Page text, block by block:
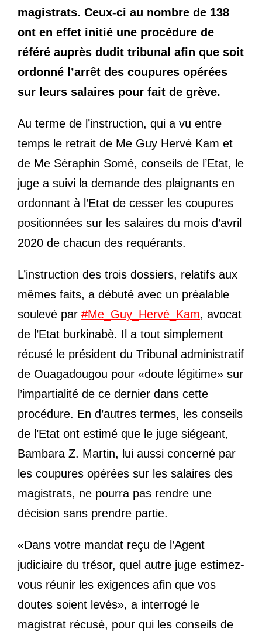
magistrats. Ceux-ci au nombre de 138
ont en effet initié une procédure de
référé auprès dudit tribunal afin que soit
ordonné l’arrêt des coupures opérées
sur leurs salaires pour fait de grève.
Au terme de l’instruction, qui a vu entre
temps le retrait de Me Guy Hervé Kam et
de Me Séraphin Somé, conseils de l’Etat, le
juge a suivi la demande des plaignants en
ordonnant à l’Etat de cesser les coupures
positionnées sur les salaires du mois d’avril
2020 de chacun des requérants.
L’instruction des trois dossiers, relatifs aux
mêmes faits, a débuté avec un préalable
soulevé par #Me_Guy_Hervé_Kam, avocat
de l’Etat burkinabè. Il a tout simplement
récusé le président du Tribunal administratif
de Ouagadougou pour «doute légitime» sur
l’impartialité de ce dernier dans cette
procédure. En d’autres termes, les conseils
de l’Etat ont estimé que le juge siégeant,
Bambara Z. Martin, lui aussi concerné par
les coupures opérées sur les salaires des
magistrats, ne pourra pas rendre une
décision sans prendre partie.
«Dans votre mandat reçu de l’Agent
judiciaire du trésor, quel autre juge estimez-
vous réunir les exigences afin que vos
doutes soient levés», a interrogé le
magistrat récusé, pour qui les conseils de